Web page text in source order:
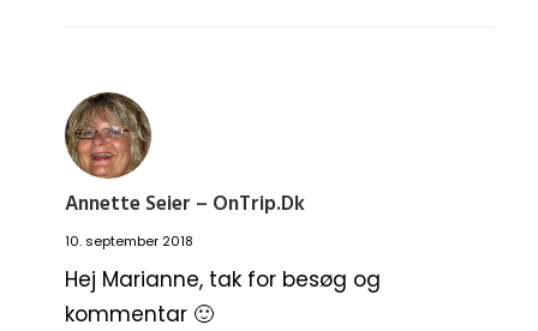
Annette Seier – OnTrip.dk
10. september 2018
Hej Marianne, tak for besøg og
kommentar 🙂